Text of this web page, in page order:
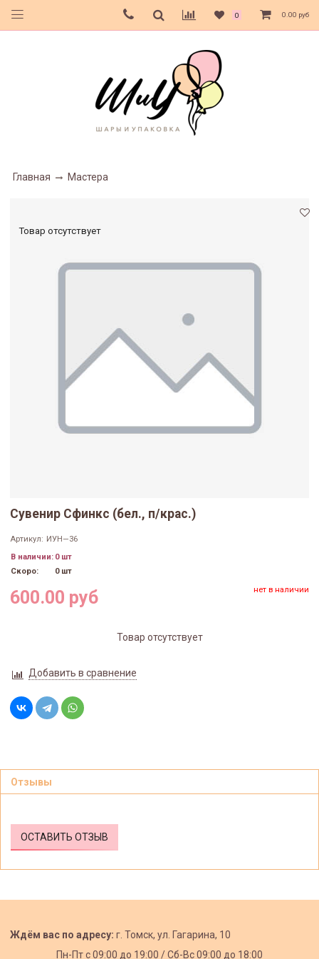
0 0.00 руб
Главная Мастера
Товар отсутствует
Сувенир Сфинкс (бел., п/крас.)
Артикул: ИУН—36
В наличии: 0 шт
Скоро:
0 шт
600.00 руб нет в наличии
Товар отсутствует
Добавить в сравнение
Отзывы
ОСТАВИТЬ ОТЗЫВ
Ждём вас по адресу: г. Томск, ул. Гагарина, 10
Пн-Пт с09:00 до 19:00 /Сб-Вс 09:00 до 18:00